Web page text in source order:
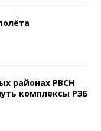
районах РВСН
комплексы РЭБ